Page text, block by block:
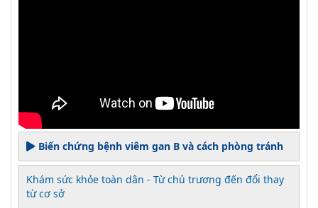
Biến chứng bệnh viêm gan B và cách phòng tránh
Khám sức khỏe toàn dân - Từ chủ trương đến đổi thay
từ cơ sở